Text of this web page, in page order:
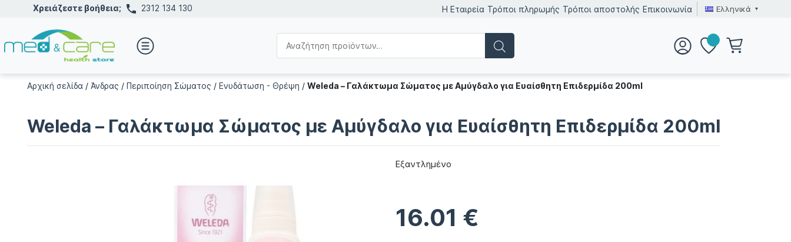
Χρειάζεστε βοήθεια; 2312 134 130 Η Εταιρεία Τρόποι πληρωμής Τρόποι αποστολής Επικοινωνία Ελληνικά
Αρχική σελίδα/ Άνδρας / Περιποίηση Σώματος / Ενυδάτωση - Θρέψη / Weleda – Γαλάκτωμα Σώματος με Αμύγδαλο για Ευαίσθητη Επιδερμίδα 200ml
Weleda – Γαλάκτωμα Σώματος με Αμύγδαλο για Ευαίσθητη Επιδερμίδα 200ml
16.01 €
Εξαντλημένο